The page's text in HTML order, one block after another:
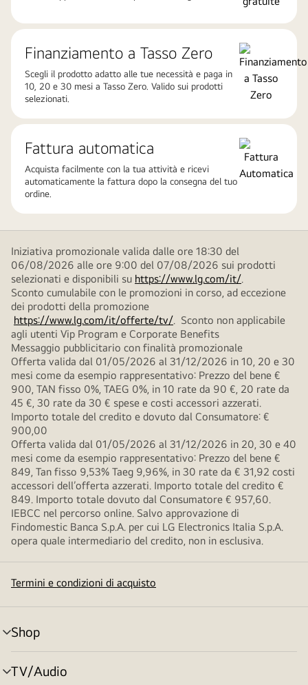
Finanziamento a Tasso Zero
Scegli il prodotto adatto alle tue necessità e paga in
10, 20 e 30 mesi a Tasso Zero. Valido sui prodotti
selezionati.
Fattura automatica
Acquista facilmente con la tua attività e ricevi
automaticamente la fattura dopo la consegna del tuo
ordine.
Iniziativa promozionale valida dalle ore 18:30 del
06/08/2026 alle ore 9:00 del 07/08/2026 sui prodotti
selezionati e disponibili su https://www.lg.com/it/.
Sconto cumulabile con le promozioni in corso, ad eccezione
dei prodotti della promozione
https://www.lg.com/it/offerte/tv/. Sconto non applicabile
agli utenti Vip Program e Corporate Benefits
Messaggio pubblicitario con finalità promozionale
Offerta valida dal 01/05/2026 al 31/12/2026 in 10, 20 e 30
mesi come da esempio rappresentativo: Prezzo del bene €
900, TAN fisso 0%, TAEG 0%, in 10 rate da 90 €, 20 rate da
45 €, 30 rate da 30 € spese e costi accessori azzerati.
Importo totale del credito e dovuto dal Consumatore: €
900,00
Offerta valida dal 01/05/2026 al 31/12/2026 in 20, 30 e 40
mesi come da esempio rappresentativo: Prezzo del bene €
849, Tan fisso 9,53% Taeg 9,96%, in 30 rate da € 31,92 costi
accessori dell’offerta azzerati. Importo totale del credito €
849. Importo totale dovuto dal Consumatore € 957,60.
IEBCC nel percorso online. Salvo approvazione di
Findomestic Banca S.p.A. per cui LG Electronics Italia S.p.A.
opera quale intermediario del credito, non in esclusiva.
Termini e condizioni di acquisto
Shop
Attivazione
menu
TV/Audio
Attivazione